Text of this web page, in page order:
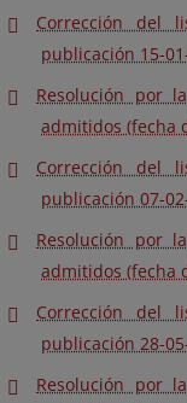
Corrección del
publicación 15-
Resolución por
admitidos (fecha
Corrección del
publicación 07-
Resolución por
admitidos (fecha
Corrección del
publicación 28-
Resolución por